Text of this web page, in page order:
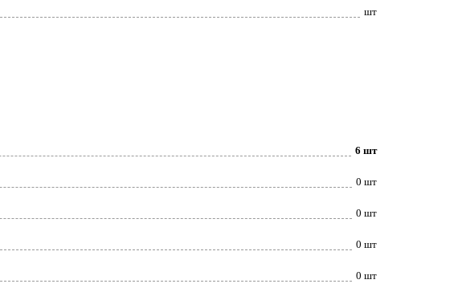
шт
6 шт
0 шт
0 шт
0 шт
0 шт